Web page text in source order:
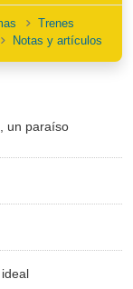
Trenes
Notas y artículos
un paraíso